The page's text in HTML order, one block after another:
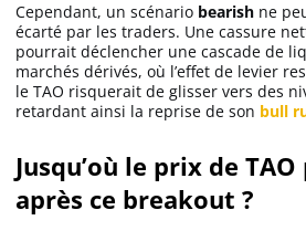
Cependant, un scénario bearish ne
écarté par les traders. Une cassure
pourrait déclencher une cascade de
marchés dérivés, où l’effet de levier
le TAO risquerait de glisser vers des
retardant ainsi la reprise de son bull
Jusqu’où le prix de
après ce breakout ?